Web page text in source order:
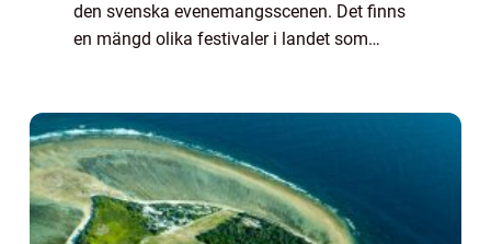
den svenska evenemangsscenen. Det finns
en mängd olika festivaler i landet som